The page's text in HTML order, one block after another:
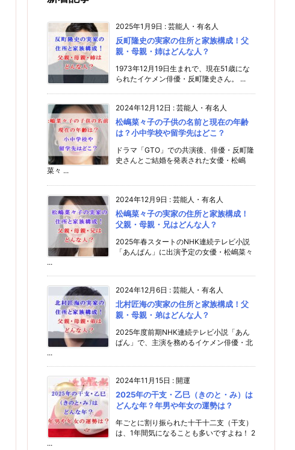
2025年1月9日 : 芸能人・有名人
反町隆史の実家の住所と家族構成！父
親・母親・姉はどんな人？
1973年12月19日生まれで、現在51歳にな
られたイケメン俳優・反町隆史さん。 ...
2024年12月12日 : 芸能人・有名人
松嶋菜々子の子供の名前と現在の年齢
は？小中学校や留学先はどこ？
ドラマ「GTO」での共演後、俳優・反町隆
史さんとご結婚を発表された女優・松嶋
菜々 ...
2024年12月9日 : 芸能人・有名人
松嶋菜々子の実家の住所と家族構成！
父親・母親・兄はどんな人？
2025年春スタートのNHK連続テレビ小説
「あんぱん」に出演予定の女優・松嶋菜々
...
2024年12月6日 : 芸能人・有名人
北村匠海の実家の住所と家族構成！父
親・母親・弟はどんな人？
2025年度前期NHK連続テレビ小説「あん
ぱん」で、主演を務めるイケメン俳優・北
...
2024年11月15日 : 開運
2025年の干支・乙巳（きのと・み）は
どんな年？年男や年女の運勢は？
年ごとに割り振られた十干十二支（干支）
は、1年間気になることも多いですよね！ 2
...